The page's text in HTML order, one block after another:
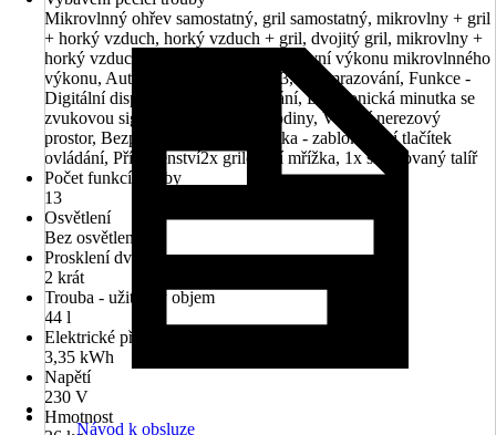
Mikrovlnný ohřev samostatný, gril samostatný, mikrovlny + gril
+ horký vzduch, horký vzduch + gril, dvojitý gril, mikrovlny +
horký vzduch, mikrovlny + gril, 5 úrovní výkonu mikrovlnného
výkonu, Automatické programy 13, Rozmrazování, Funkce -
Digitální displej, Dotykové ovládání, Elektronická minutka se
zvukovou signalizací, Digitální hodiny, Vnitřní nerezový
prostor, Bezpečnost, Dětská pojistka - zablokování tlačítek
ovládání, Příslušenství2x grilovací mřížka, 1x smaltovaný talíř
Počet funkcí trouby
13
Osvětlení
Bez osvětlení
Prosklení dveří
2 krát
Trouba - užitečný objem
44 l
Elektrické připojení
3,35 kWh
Napětí
230 V
Hmotnost
Návod k obsluze